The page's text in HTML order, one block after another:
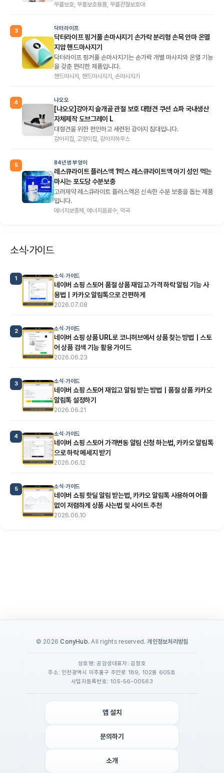
무릎보호, 무릎보호용품, 무릎관절보호대
3 닥터라이프
닥터라이프 핑거풀 손마사지기 손가락 분리형 손목 안마 온열
지압 핸드마사지기
닥터라이프 핑거풀 손마사지기는 손가락 개별 마사지와 온열 기능
을 갖춘 편리한 제품입니다.
핸드마사지, 핸드마사지기, 손마사지기
4 냐오오
[냐오오]강아지 슬개골 관절 보호 대형견 쿠션 쇼파 국내생산
자체제작 도브그레이 L
대형견을 위한 편안하고 세련된 강아지 침대입니다.
강아지집, 고양이집, 강아지하우스
5 84년생 부엉이
레스큐라이트 플러스액 1박스 레스큐라이트액 아기 성인 먹는
마시는 포도당 수분보충
고려제약 레스큐라이트 플러스액은 신속한 수분 보충을 돕는 제품
입니다.
에너지보충제, 에너지음료수, 약국
소식·가이드
1 소식·가이드
네이버 쇼핑 스토어 품절 상품 재입고·가격 하락 알림 기능 사
용법｜카카오 알림톡으로 간편하게
2026.07.08
2 소식·가이드
네이버 쇼핑 상품 URL로 코니허브에서 상품 찾는 방법｜스토
어 상품 검색 기능 활용 가이드
2026.06.23
3 소식·가이드
네이버 쇼핑 스토어 재입고 알림 받는 방법｜품절 상품 카카오
알림톡 설정하기
2026.06.21
4 소식·가이드
네이버 쇼핑 스토어 가격변동 알림 신청 하는법, 카카오 알림톡
으로 하락 메세지 받기
2026.06.12
5 소식·가이드
네이버 쇼핑 핫딜 알림 받는법, 카카오 알림톡 사용하여 어플
없이 저렴하게 상품 사는법 및 사이트 추천
2026.06.10
© 2026ConyHub. All rights reserved.개인정보처리방침
상호명: 공감성 대표자: 김정호
주소: 인천광역시 미추홀구 주안로 189, 102동 605호
사업자등록번호: 105-56-00563
앱 설치
문의하기
소개